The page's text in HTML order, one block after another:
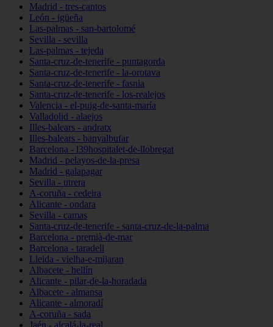
Madrid - tres-cantos
León - igüeña
Las-palmas - san-bartolomé
Sevilla - sevilla
Las-palmas - tejeda
Santa-cruz-de-tenerife - puntagorda
Santa-cruz-de-tenerife - la-orotava
Santa-cruz-de-tenerife - fasnia
Santa-cruz-de-tenerife - los-realejos
Valencia - el-puig-de-santa-maría
Valladolid - alaejos
Illes-balears - andratx
Illes-balears - banyalbufar
Barcelona - l39hospitalet-de-llobregat
Madrid - pelayos-de-la-presa
Madrid - galapagar
Sevilla - utrera
A-coruña - cedeira
Alicante - ondara
Sevilla - camas
Santa-cruz-de-tenerife - santa-cruz-de-la-palma
Barcelona - premià-de-mar
Barcelona - taradell
Lleida - vielha-e-mijaran
Albacete - hellín
Alicante - pilar-de-la-horadada
Albacete - almansa
Alicante - almoradí
A-coruña - sada
Jaén - alcalá-la-real